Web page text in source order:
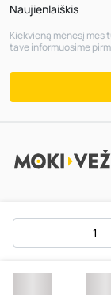
Naujienlaiškis
Kiekvieną mėnesį mes
tave informuosime